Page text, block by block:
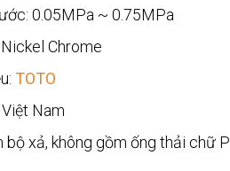
0.05MPa ~ 0.75MPa
Chrome
TOTO
Nam
bộ xả, không gồm ống thải chữ P